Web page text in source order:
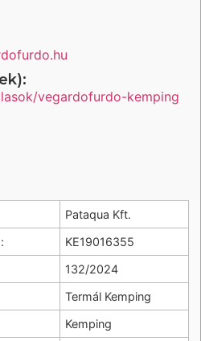
vegardofurdo-kemping
Pataqua Kft.
KE19016355
132/2024
Termál Kemping
Kemping